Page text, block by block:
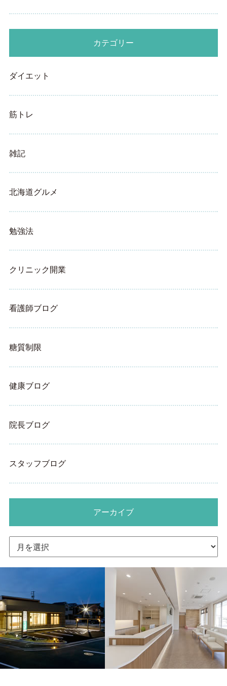
カテゴリー
ダイエット
筋トレ
雑記
北海道グルメ
勉強法
クリニック開業
看護師ブログ
糖質制限
健康ブログ
院長ブログ
スタッフブログ
アーカイブ
カ
イ